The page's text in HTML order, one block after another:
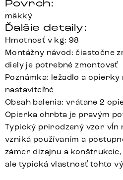
Povrch:
mäkký
Ďalšie detaily:
Hmotnosť v kg: 98
Montážny návod: čiastočne
diely je potrebné zmontovať
Poznámka: ležadlo a
nastaviteľné
Obsah balenia: vrátane 2
Opierka chrbta je pravým
Typický prirodzený vzor vĺn
vzniká používaním a
zámer dizajnu a
ale typická vlastnosť tohto